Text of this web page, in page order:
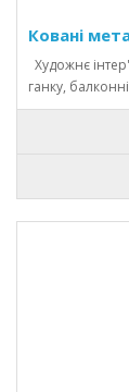
Ковані
Художнє
ганку,